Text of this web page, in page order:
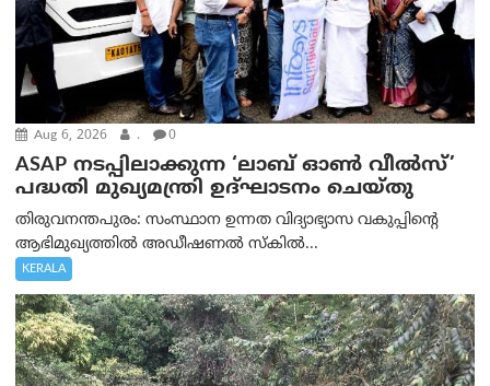
Aug 6, 2026 . 0
ASAP നടപ്പിലാക്കുന്ന ‘ലാബ് ഓൺ വീൽസ്’
പദ്ധതി മുഖ്യമന്ത്രി ഉദ്ഘാടനം ചെയ്തു
തിരുവനന്തപുരം: സംസ്ഥാന ഉന്നത വിദ്യാഭ്യാസ വകുപ്പിന്റെ
ആഭിമുഖ്യത്തിൽ അഡീഷണൽ സ്കിൽ...
KERALA